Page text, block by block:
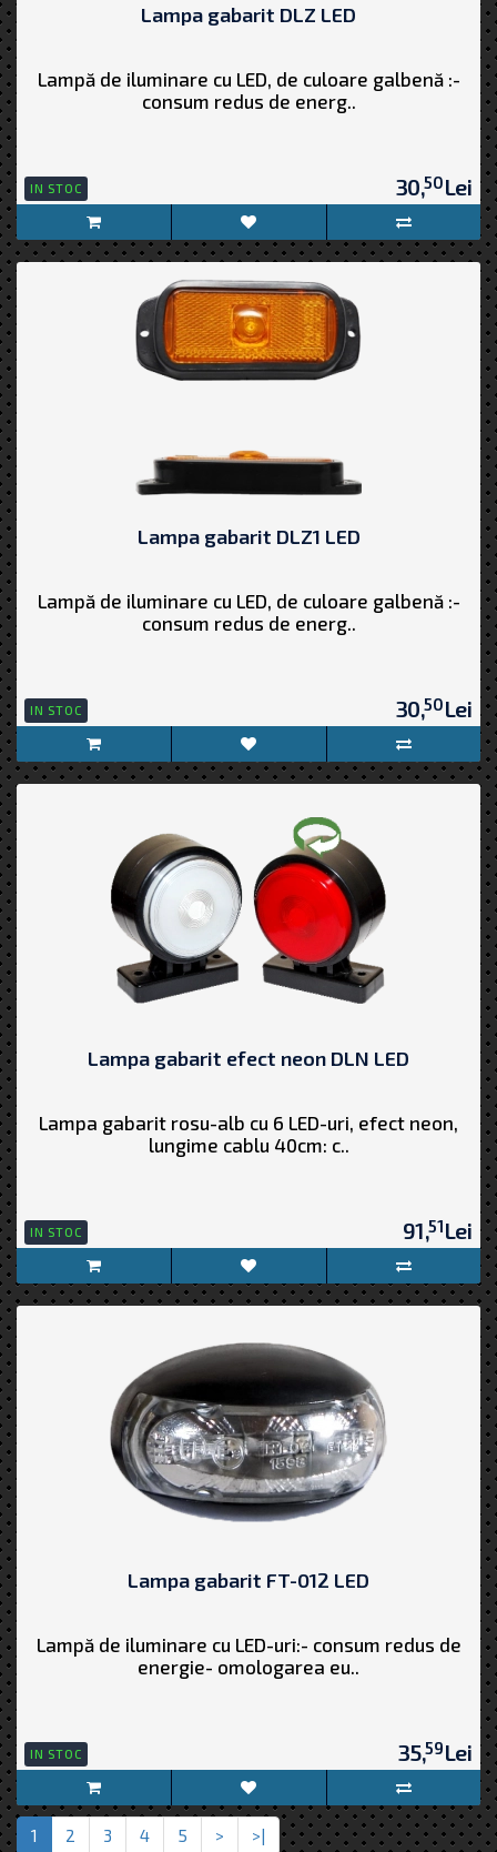
Lampa gabarit DLZ LED
Lampă de iluminare cu LED, de culoare galbenă :-
consum redus de energ..
IN STOC 30,50Lei
Lampa gabarit DLZ1 LED
Lampă de iluminare cu LED, de culoare galbenă :-
consum redus de energ..
IN STOC 30,50Lei
Lampa gabarit efect neon DLN LED
Lampa gabarit rosu-alb cu 6 LED-uri, efect neon,
lungime cablu 40cm: c..
IN STOC 91,51Lei
Lampa gabarit FT-012 LED
Lampă de iluminare cu LED-uri:- consum redus de
energie- omologarea eu..
IN STOC 35,59Lei
1 2 3 4 5 > >|